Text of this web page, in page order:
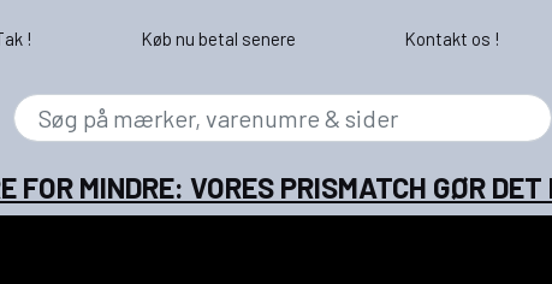
! Køb nu betal senere Kontakt os !
FOR MINDRE: VORES PRISMATCH GØR